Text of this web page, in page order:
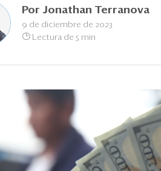
Por Jonathan Terranova
9 de diciembre de 2023
Lectura de 5 min